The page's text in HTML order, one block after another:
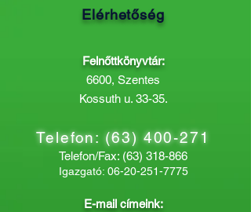
Elérhetőség
Felnőttkönyvtár:
6600, Szentes
Kossuth u. 33-35.
Telefon:(63) 400-271
Telefon/Fax: (63) 318-866
Igazgató: 06-20-251-7775
E-mail címeink: